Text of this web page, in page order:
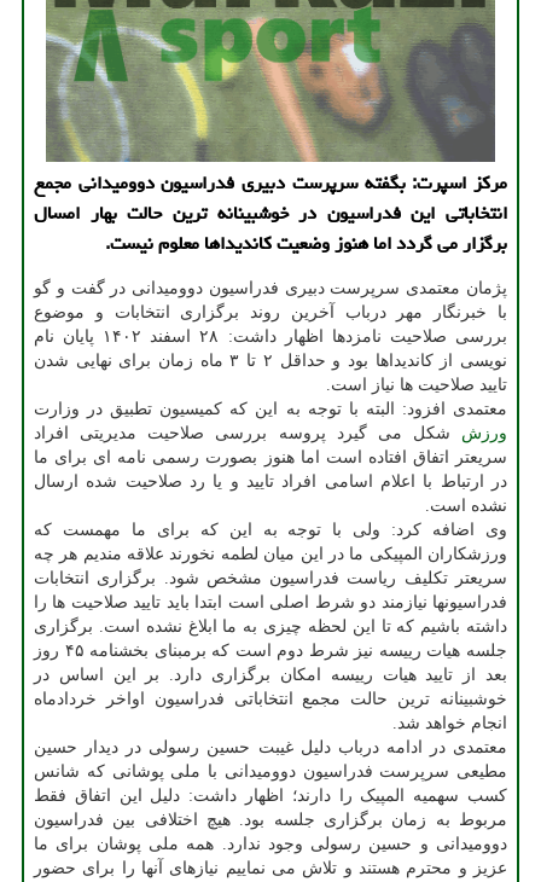
مرکز اسپرت: بگفته سرپرست دبیری فدراسیون دوومیدانی مجمع
انتخاباتی این فدراسیون در خوشبینانه ترین حالت بهار امسال
برگزار می گردد اما هنوز وضعیت کاندیداها معلوم نیست.
پژمان معتمدی سرپرست دبیری فدراسیون دوومیدانی در گفت و گو
با خبرنگار مهر درباب آخرین روند برگزاری انتخابات و موضوع
بررسی صلاحیت نامزدها اظهار داشت: ۲۸ اسفند ۱۴۰۲ پایان نام
نویسی از کاندیداها بود و حداقل ۲ تا ۳ ماه زمان برای نهایی شدن
تایید صلاحیت ها نیاز است.
معتمدی افزود: البته با توجه به این که کمیسیون تطبیق در وزارت
ورزش شکل می گیرد پروسه بررسی صلاحیت مدیریتی افراد
سریعتر اتفاق افتاده است اما هنوز بصورت رسمی نامه ای برای ما
در ارتباط با اعلام اسامی افراد تایید و یا رد صلاحیت شده ارسال
نشده است.
وی اضافه کرد: ولی با توجه به این که برای ما مهمست که
ورزشکاران المپیکی ما در این میان لطمه نخورند علاقه مندیم هر چه
سریعتر تکلیف ریاست فدراسیون مشخص شود. برگزاری انتخابات
فدراسیونها نیازمند دو شرط اصلی است ابتدا باید تایید صلاحیت ها را
داشته باشیم که تا این لحظه چیزی به ما ابلاغ نشده است. برگزاری
جلسه هیات رییسه نیز شرط دوم است که برمبنای بخشنامه ۴۵ روز
بعد از تایید هیات رییسه امکان برگزاری دارد. بر این اساس در
خوشبینانه ترین حالت مجمع انتخاباتی فدراسیون اواخر خردادماه
انجام خواهد شد.
معتمدی در ادامه درباب دلیل غیبت حسین رسولی در دیدار حسین
مطیعی سرپرست فدراسیون دوومیدانی با ملی پوشانی که شانس
کسب سهمیه المپیک را دارند؛ اظهار داشت: دلیل این اتفاق فقط
مربوط به زمان برگزاری جلسه بود. هیچ اختلافی بین فدراسیون
دوومیدانی و حسین رسولی وجود ندارد. همه ملی پوشان برای ما
عزیز و محترم هستند و تلاش می نماییم نیازهای آنها را برای حضور